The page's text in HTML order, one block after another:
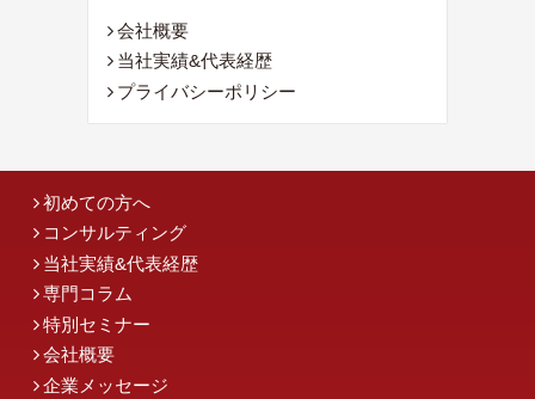
会社概要
当社実績&代表経歴
プライバシーポリシー
初めての方へ
コンサルティング
当社実績&代表経歴
専門コラム
特別セミナー
会社概要
企業メッセージ